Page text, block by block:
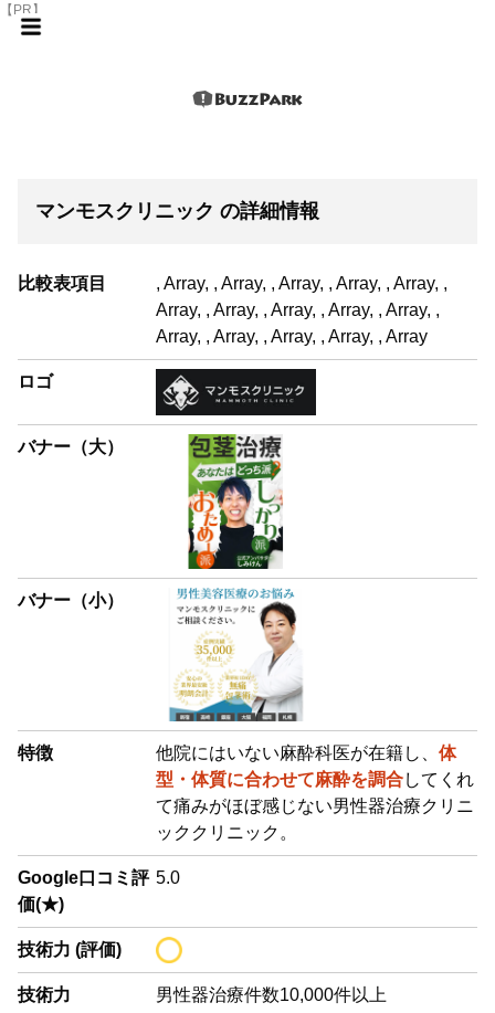
【PR】
マンモスクリニック の詳細情報
比較表項目
, Array, , Array, , Array, , Array, , Array, ,
Array, , Array, , Array, , Array, , Array, ,
Array, , Array, , Array, , Array, , Array
ロゴ
バナー（大）
バナー（小）
特徴 他院にはいない麻酔科医が在籍し、 体
型・体質に合わせて麻酔を調合してくれ
て痛みがほぼ感じない男性器治療クリニ
ッククリニック。
Google口コミ評
価(★)
5.0
技術力 (評価)
技術力 男性器治療件数10,000件以上